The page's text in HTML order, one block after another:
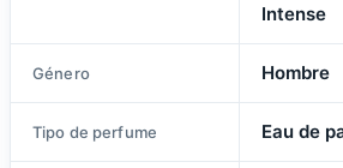
Intense
Género Hombre
Tipo de perfume Eau de